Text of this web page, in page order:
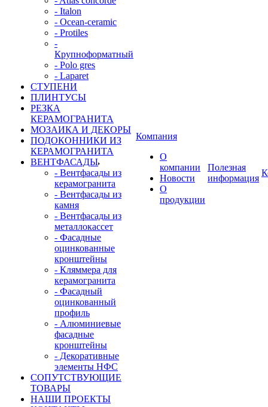
- Italon
- Ocean-ceramic
- Protiles
-
Крупноформатный
- Polo gres
- Laparet
СТУПЕНИ
ПЛИНТУСЫ
РЕЗКА
КЕРАМОГРАНИТА
МОЗАИКА И ДЕКОРЫ
ПОДОКОННИКИ ИЗ
КЕРАМОГРАНИТА
ВЕНТФАСАДЫ
- Вентфасады из
керамогранита
- Вентфасады из
камня
- Вентфасады из
металлокассет
- Фасадные
оцинкованные
кронштейны
- Кляммера для
керамогранита
- Фасадный
оцинкованный
профиль
- Алюминиевые
фасадные
кронштейны
- Декоративные
элементы НФС
СОПУТСТВУЮЩИЕ
ТОВАРЫ
НАШИ ПРОЕКТЫ
Компания
О
компании
Новости
О
продукции
Полезная
информация